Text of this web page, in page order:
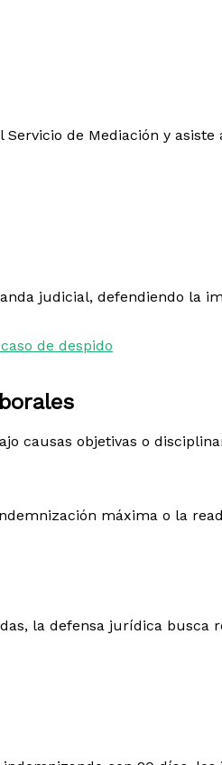
de Mediación y
judicial, defendiendo la
de despido
causas objetivas o
máxima o la
la defensa jurídica